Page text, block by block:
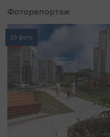
Фоторепортаж
20 фото